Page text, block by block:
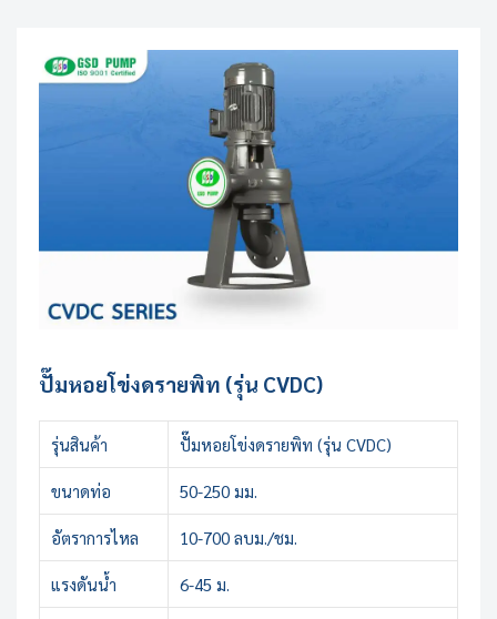
ปั๊มหอยโข่งดรายพิท (รุ่น CVDC)
รุ่นสินค้า ปั๊มหอยโข่งดรายพิท (รุ่น CVDC)
ขนาดท่อ 50-250 มม.
อัตราการไหล 10-700 ลบม./ชม.
แรงดันน้ำ 6-45 ม.